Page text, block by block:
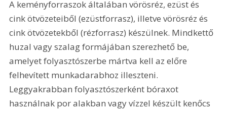
A keményforraszok általában vörösréz, ezüst és
cink ötvözeteiből (ezüstforrasz), illetve vörösréz és
cink ötvözetekből (rézforrasz) készülnek. Mindkettő
huzal vagy szalag formájában szerezhető be,
amelyet folyasztószerbe mártva kell az előre
felhevített munkadarabhoz illeszteni.
Leggyakrabban folyasztószerként bóraxot
használnak por alakban vagy vízzel készült kenőcs